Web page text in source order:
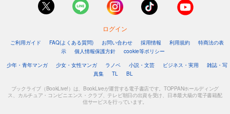
ログイン
ご利用ガイド FAQ(よくある質問) お問い合わせ 採用情報 利用規約
特商法の表
示
個人情報保護方針
cookie等ポリシー
少年・青年マンガ
少女・女性マンガ ラノベ 小説・文芸 ビジネス・実用
雑誌・写
真集
TL BL
ブックライブ（BookLive!）は、BookLiveが運営する電子書店です。TOPPANホールディング
ス、カルチュア・コンビニエンス・クラブ、テレビ朝日の出資を受け、日本最大級の電子書籍配
信サービスを行っています。